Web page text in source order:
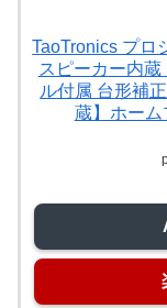
TaoTronics プロ
スピーカー内
ル付属 台形補
蔵】ホー